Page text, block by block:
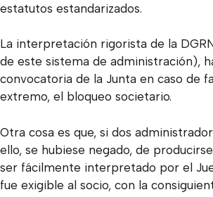
estatutos estandarizados.
La interpretación rigorista de la
de este sistema de administración),
convocatoria de la Junta en caso de
extremo, el bloqueo societario.
Otra cosa es que, si dos
ello, se hubiese negado, de
ser fácilmente interpretado por el
fue exigible al socio, con la